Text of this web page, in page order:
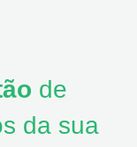
de
da sua